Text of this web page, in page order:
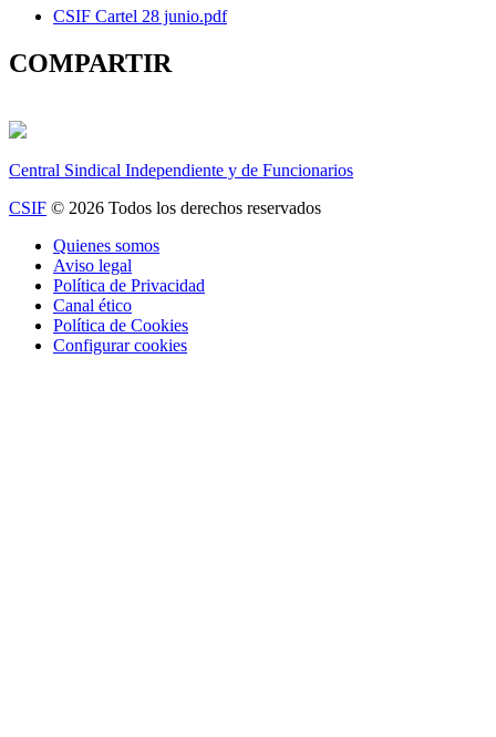
CSIF Cartel 28 junio.pdf
COMPARTIR
Central Sindical Independiente y de Funcionarios
CSIF © 2026 Todos los derechos reservados
Quienes somos
Aviso legal
Política de Privacidad
Canal ético
Política de Cookies
Configurar cookies